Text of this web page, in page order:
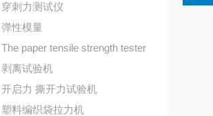
穿刺力测试仪
弹性模量
The paper tensile strength tester
剥离试验机
开启力 撕开力试验机
塑料编织袋拉力机